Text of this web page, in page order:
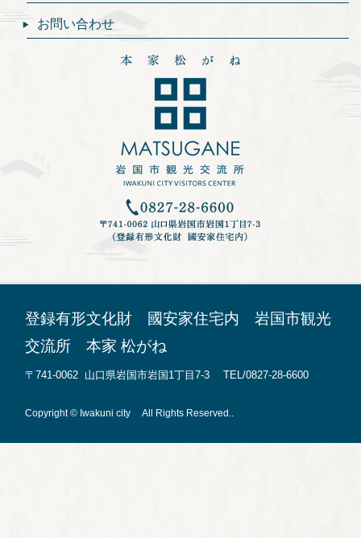
お問い合わせ
登録有形文化財 國安家住宅内 岩国市観光
交流所 本家 松がね
〒741-0062 山口県岩国市岩国1丁目7-3 TEL/0827-28-6600
Copyright © Iwakuni city All Rights Reserved..